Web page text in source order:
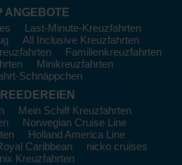
ANGEBOTE
Last-Minute-Kreuzfahrten
All Inclusive Kreuzfahrten
Familienkreuzfahrten
Minikreuzfahrten
Schnäppchen
Mein Schiff Kreuzfahrten
Norwegian Cruise Line
Holland America Line
Caribbean
nicko cruises
Kreuzfahrten